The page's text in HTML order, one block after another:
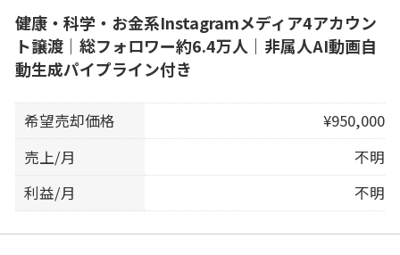
健康・科学・お金系Instagramメディア4アカウン
ト譲渡｜総フォロワー約6.4万人｜非属人AI動画自
動生成パイプライン付き
希望売却価格
¥950,000
売上/月
不明
利益/月
不明